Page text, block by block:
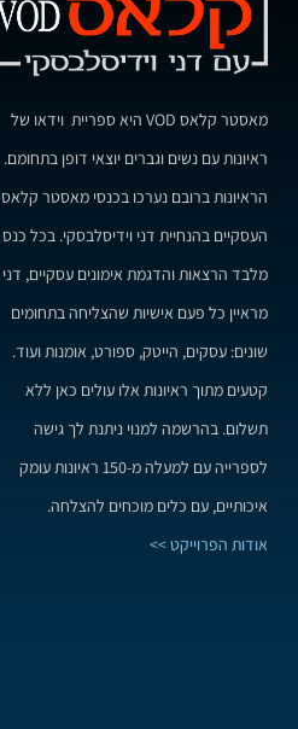
מאסטר קלאס VOD היא ספריית וידאו של
ראיונות עם נשים וגברים יוצאי דופן בתחומם.
הראיונות ברובם נערכו בכנסי מאסטר קלאס
העסקיים בהנחיית דני וידיסלבסקי. בכל כנס
מלבד הרצאות והדגמת אימונים עסקיים, דני
מראיין כל פעם אישיות שהצליחה בתחומים
שונים: עסקים, הייטק, ספורט, אומנות ועוד.
קטעים מתוך ראיונות אלו עולים כאן ללא
תשלום. בהרשמה למנוי ניתנת לך גישה
לספרייה עם למעלה מ-150 ראיונות עומק
איכותיים, עם כלים מוכחים להצלחה.
אודות הפרוייקט >>